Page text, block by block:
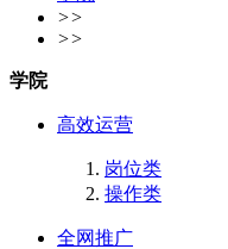
>>
>>
学院
高效运营
岗位类
操作类
全网推广